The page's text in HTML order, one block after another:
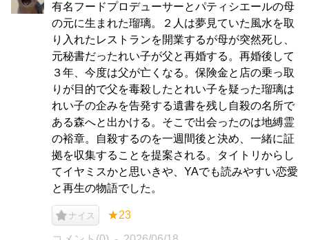
有名フードプロデューサーとパティシエールの母
の元に生まれた瑠璃。２人は夢見ていた風水を取
り入れたレストランを開業するが母が突然死し、
元秘書だったれい子が父と再婚する。再婚後して
３年、今度は父が亡くなる。保険金と店の乗っ取
りが目的で父を毒殺したとれい子を疑った瑠璃は
れい子の企みを告発する遺書を残し自殺の名所で
ある森へと出かける。そこで出会ったのは地縛霊
の裕章。自殺するのを一週間後と決め、一緒に証
拠を収集することを提案される。タイトリからし
てイヤミスかと思いきや、YAでも読みやすい恋愛
と再生の物語でした。
ナイス ★23